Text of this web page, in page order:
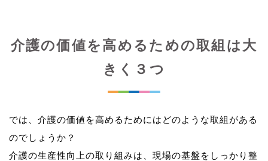
介護の価値を高めるための取組は大
きく３つ
では、介護の価値を高めるためにはどのような取組がある
のでしょうか？
介護の生産性向上の取り組みは、現場の基盤をしっかり整